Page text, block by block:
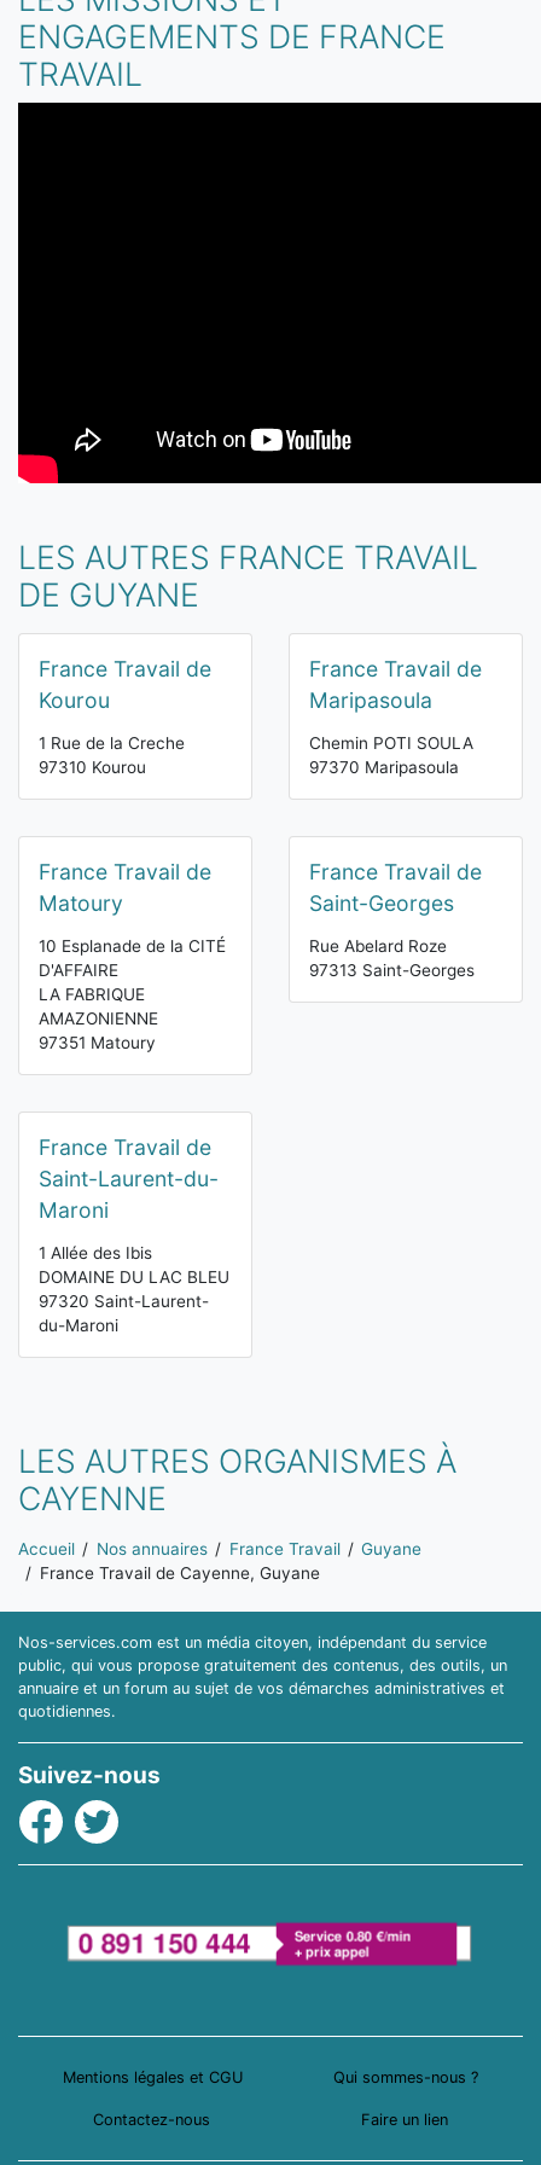
ENGAGEMENTS DE FRANCE
TRAVAIL
LES AUTRES FRANCE TRAVAIL
DE GUYANE
France Travail de
Kourou
1 Rue de la Creche
97310 Kourou
France Travail de
Maripasoula
Chemin POTI SOULA
97370 Maripasoula
France Travail de
Matoury
10 Esplanade de la CITÉ
D'AFFAIRE
LA FABRIQUE
AMAZONIENNE
97351 Matoury
France Travail de
Saint-Georges
Rue Abelard Roze
97313 Saint-Georges
France Travail de
Saint-Laurent-du-
Maroni
1 Allée des Ibis
DOMAINE DU LAC BLEU
97320 Saint-Laurent-
du-Maroni
LES AUTRES ORGANISMES À
CAYENNE
Vous êtes ici:
Accueil Nos annuaires France Travail
Guyane
France Travail de Cayenne, Guyane
Nos-services.com est un média citoyen, indépendant du service
public, qui vous propose gratuitement des contenus, des outils, un
annuaire et un forum au sujet de vos démarches administratives et
quotidiennes.
Suivez-nous
Facebook
Twitter
Mentions légales et CGU Qui sommes-nous ?
Contactez-nous Faire un lien